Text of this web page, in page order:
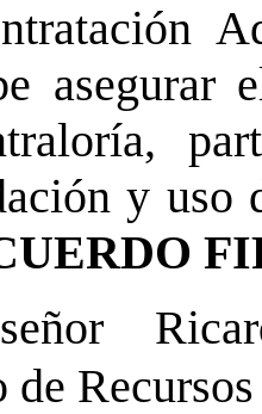
asegurar
y uso
de